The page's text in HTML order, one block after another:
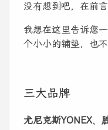
没有想到吧，在前
我想在这里告诉您
个小小的铺垫，也
三大品牌
尤尼克斯YONEX、